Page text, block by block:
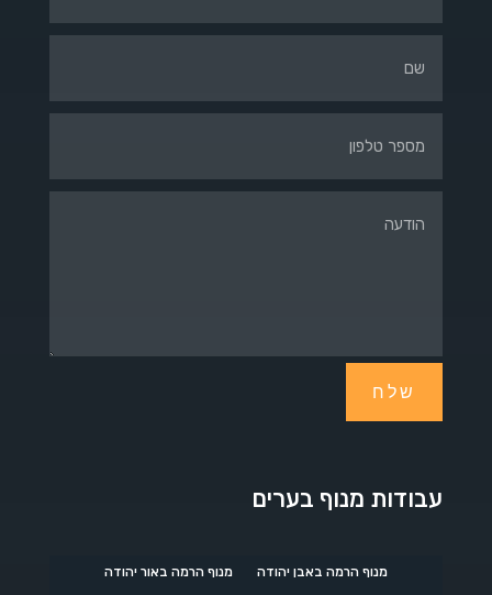
שלח
עבודות מנוף בערים
מנוף הרמה באבן יהודה מנוף הרמה באור יהודה